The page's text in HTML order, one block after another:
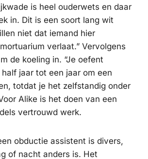
is heel ouderwets en daar
in. Dit is een soort lang wit
niet dat iemand hier
verlaat.” Vervolgens
de koeling in. “Je oefent
jaar tot een jaar om een
totdat je het zelfstandig onder
Alike is het doen van een
vertrouwd werk.
obductie assistent is divers,
of nacht anders is. Het